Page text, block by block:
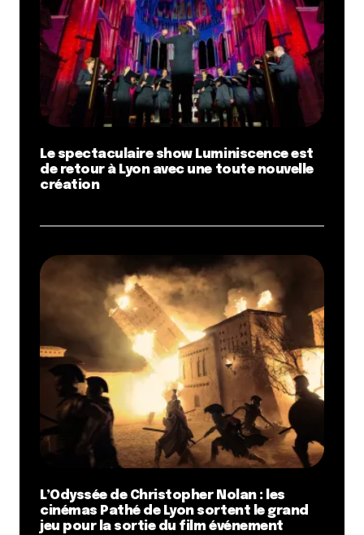
Le spectaculaire show Luminiscence est
de retour à Lyon avec une toute nouvelle
création
L’Odyssée de Christopher Nolan : les
cinémas Pathé de Lyon sortent le grand
jeu pour la sortie du film événement